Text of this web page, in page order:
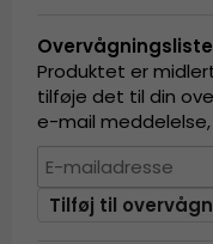
Overvågningsliste
Produktet er
tilføje det til din
e-mail
Tilføj til